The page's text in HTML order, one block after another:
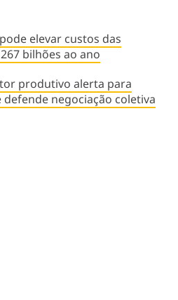
elevar custos das
bilhões ao ano
produtivo alerta para
negociação coletiva